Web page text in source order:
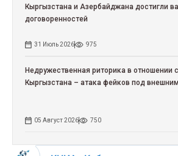
Кыргызстана и Азербайджана достигли
договоренностей
31 Июль 2026 975
Недружественная риторика в отношении
Кыргызстана – атака фейков под
05 Август 2026 750